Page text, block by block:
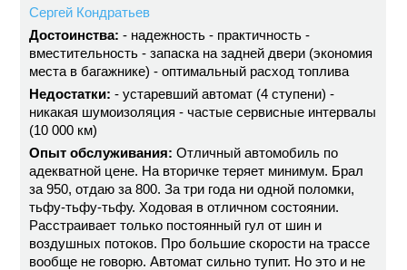
Сергей Кондратьев
Достоинства: - надежность - практичность -
вместительность - запаска на задней двери (экономия
места в багажнике) - оптимальный расход топлива
Недостатки: - устаревший автомат (4 ступени) -
никакая шумоизоляция - частые сервисные интервалы
(10 000 км)
Опыт обслуживания: Отличный автомобиль по
адекватной цене. На вторичке теряет минимум. Брал
за 950, отдаю за 800. За три года ни одной поломки,
тьфу-тьфу-тьфу. Ходовая в отличном состоянии.
Расстраивает только постоянный гул от шин и
воздушных потоков. Про большие скорости на трассе
вообще не говорю. Автомат сильно тупит. Но это и не